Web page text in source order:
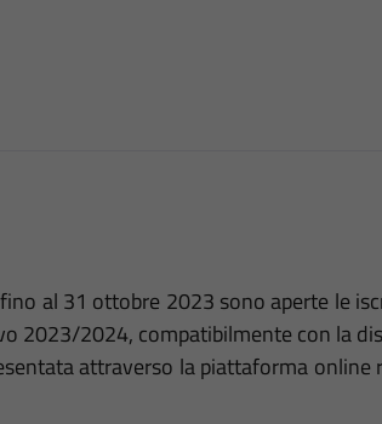
al 31 ottobre 2023 sono aperte le
2023/2024, compatibilmente con la
attraverso la piattaforma online